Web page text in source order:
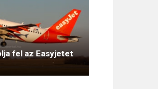
fel az Easyjetet